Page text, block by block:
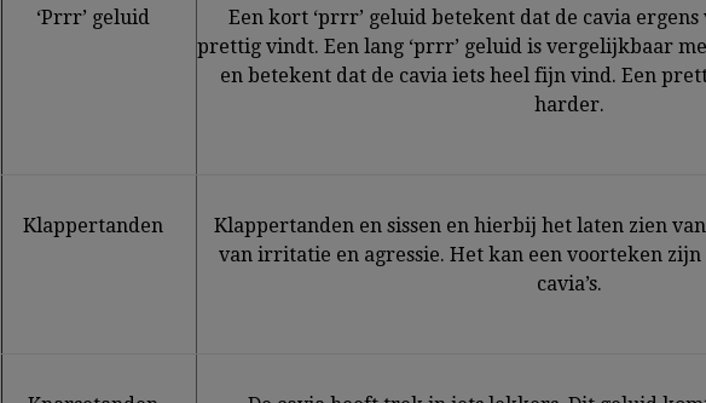
‘Prrr’ geluid
Een kort ‘prrr’ geluid betekent dat de cavia
prettig vindt. Een lang ‘prrr’ geluid is vergelijkbaar
en betekent dat de cavia iets heel fijn vind. Een
harder.
Klappertanden
Klappertanden en sissen en hierbij het laten zien
van irritatie en agressie. Het kan een voorteken zijn
cavia’s.